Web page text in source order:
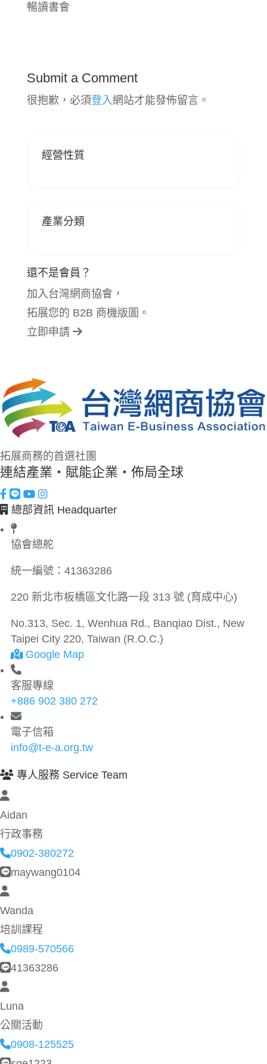
暢讀書會
Submit a Comment
很抱歉，必須登入 網站才能發佈留言。
經營性質
產業分類
還不是會員？
加入台灣網商協會，
拓展您的 B2B 商機版圖。
立即申請
拓展商務的首選社團
連結產業・賦能企業・佈局全球
總部資訊 Headquarter
協會總舵
統一編號： 41363286
220 新北市板橋區文化路一段 313 號 (育成中心)
No.313, Sec. 1, Wenhua Rd., Banqiao Dist., New
Taipei City 220, Taiwan (R.O.C.)
Google Map
客服專線
+886 902 380 272
電子信箱
info@t-e-a.org.tw
專人服務 Service Team
Aidan
行政事務
0902-380272
maywang0104
Wanda
培訓課程
0989-570566
41363286
Luna
公關活動
0908-125525